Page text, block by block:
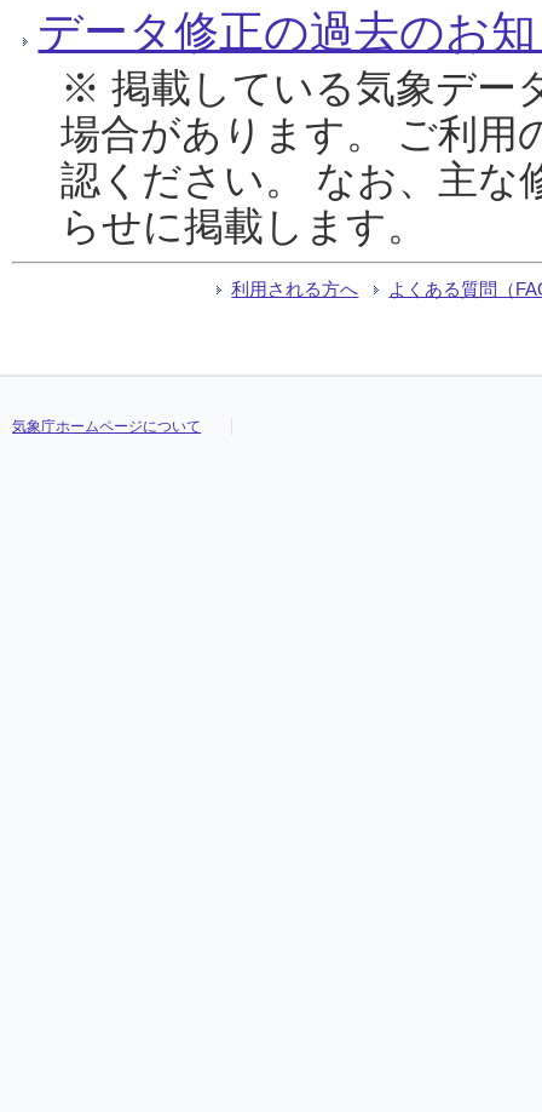
データ修正の過去のお
※ 掲載している気象デー
場合があります。 ご利用
認ください。 なお、主な
らせに掲載します。
利用される方へ よくある質問（
気象庁ホームページについて